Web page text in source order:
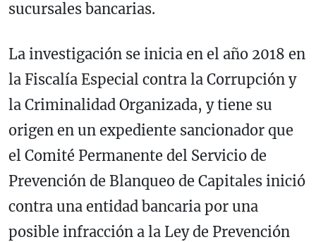
sucursales bancarias.
La investigación se inicia en el año 2018 en
la Fiscalía Especial contra la Corrupción y
la Criminalidad Organizada, y tiene su
origen en un expediente sancionador que
el Comité Permanente del Servicio de
Prevención de Blanqueo de Capitales inició
contra una entidad bancaria por una
posible infracción a la Ley de Prevención